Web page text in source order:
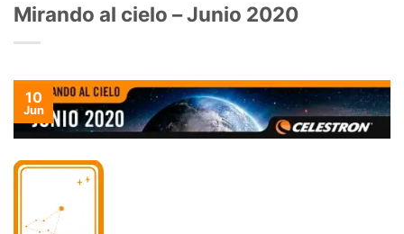
Mirando al cielo – Junio 2020
10
Jun